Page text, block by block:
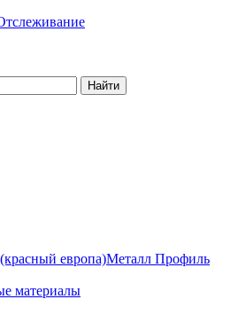
Найти
европа)Металл Профиль
материалы